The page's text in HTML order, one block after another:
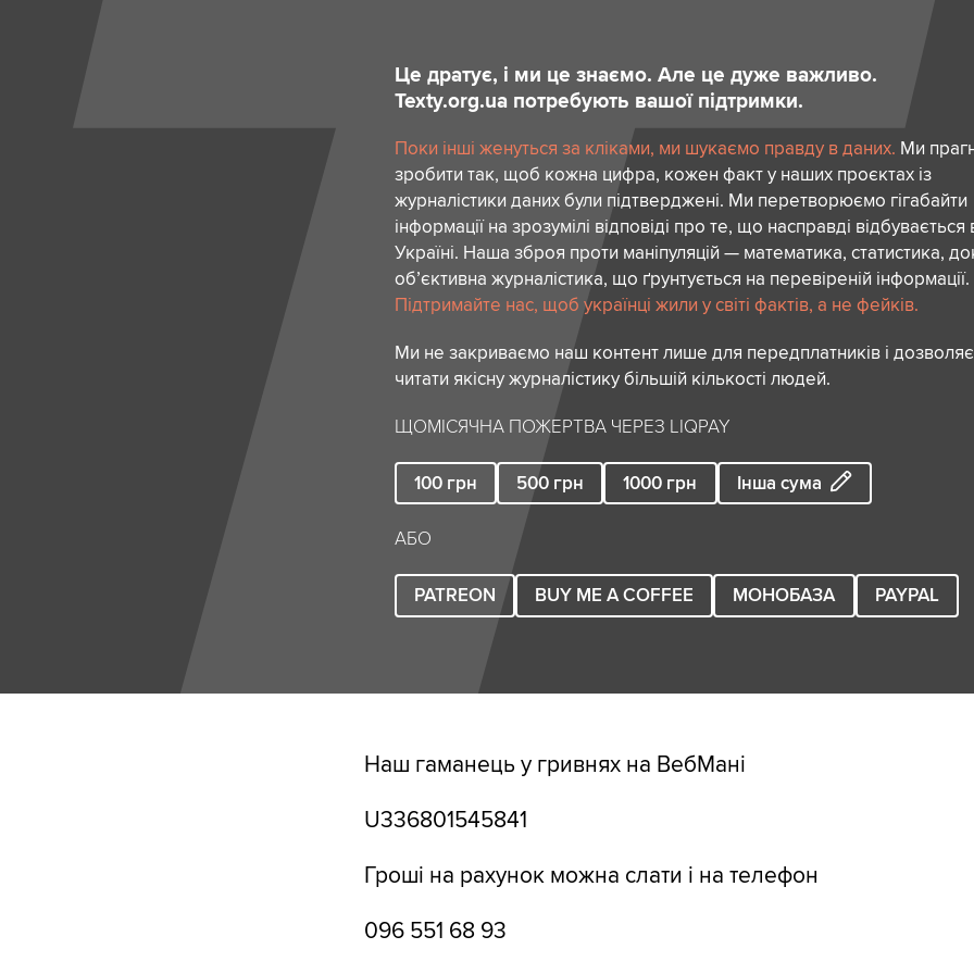
Це дратує, і ми це знаємо. Але це дуже важливо.
Texty.org.ua потребують вашої підтримки.
Поки інші женуться за кліками, ми шукаємо правду в даних. Ми
зробити так, щоб кожна цифра, кожен факт у наших проєктах із
журналістики даних були підтверджені. Ми перетворюємо гігабайти
інформації на зрозумілі відповіді про те, що насправді відбувається
Україні. Наша зброя проти маніпуляцій — математика, статистика,
об’єктивна журналістика, що ґрунтується на перевіреній інформації.
Підтримайте нас, щоб українці жили у світі фактів, а не фейків.
Ми не закриваємо наш контент лише для передплатників і
читати якісну журналістику більшій кількості людей.
ЩОМІСЯЧНА ПОЖЕРТВА ЧЕРЕЗ LIQPAY
100 грн 500 грн 1000 грн Інша сума
АБО
PATREON BUY ME A COFFEE МОНОБАЗА PAYPAL
Наш гаманець у гривнях на ВебМані
U336801545841
Гроші на рахунок можна слати і на телефон
096 551 68 93